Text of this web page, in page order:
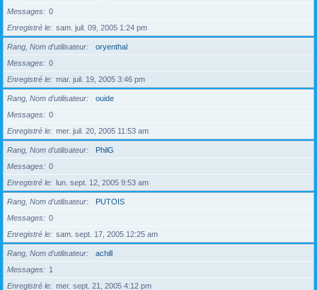
Messages
0
Enregistré le
sam. juil. 09, 2005 1:24 pm
Rang, Nom d’utilisateur
oryenthal
Messages
0
Enregistré le
mar. juil. 19, 2005 3:46 pm
Rang, Nom d’utilisateur
ouide
Messages
0
Enregistré le
mer. juil. 20, 2005 11:53 am
Rang, Nom d’utilisateur
PhilG
Messages
0
Enregistré le
lun. sept. 12, 2005 9:53 am
Rang, Nom d’utilisateur
PUTOIS
Messages
0
Enregistré le
sam. sept. 17, 2005 12:25 am
Rang, Nom d’utilisateur
achill
Messages
1
Enregistré le
mer. sept. 21, 2005 4:12 pm